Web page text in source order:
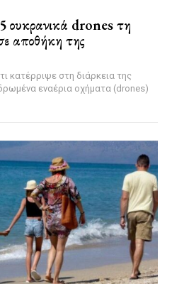
ουκρανικά drones τη
αποθήκη της
κατέρριψε στη διάρκεια της
εναέρια οχήματα (drones)